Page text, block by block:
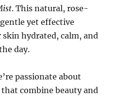
. This natural, rose-
yet effective
hydrated, calm, and
day.
passionate about
combine beauty and